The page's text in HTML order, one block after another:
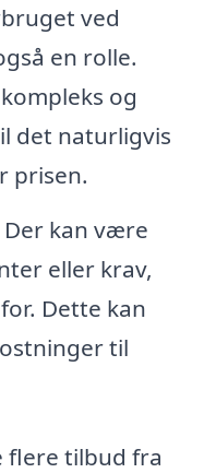
ved
en rolle.
og
det naturligvis
prisen.
Der kan være
eller krav,
Dette kan
til
flere tilbud fra